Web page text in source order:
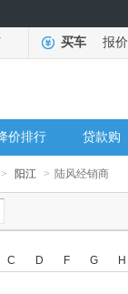
买车 报价
价排行 贷款购
> 阳江 > 陆风经销商
C D F G H